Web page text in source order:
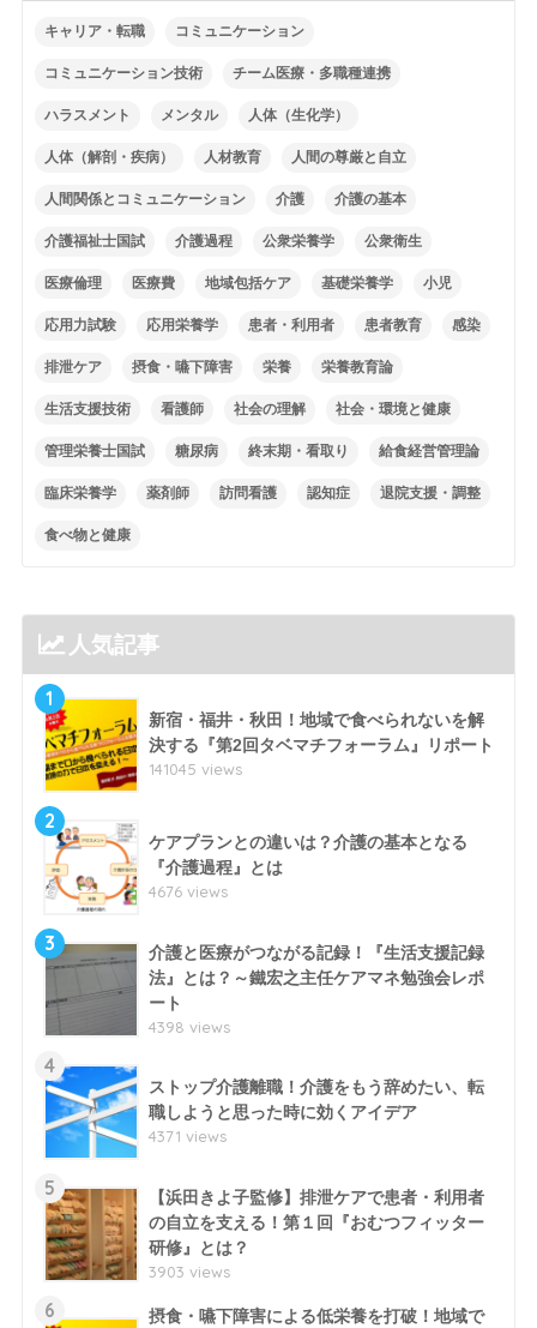
キャリア・転職 コミュニケーション
コミュニケーション技術 チーム医療・多職種連携
ハラスメント メンタル 人体（生化学）
人体（解剖・疾病） 人材教育 人間の尊厳と自立
人間関係とコミュニケーション 介護 介護の基本
介護福祉士国試 介護過程 公衆栄養学 公衆衛生
医療倫理 医療費 地域包括ケア 基礎栄養学 小児
応用力試験 応用栄養学 患者・利用者 患者教育 感染
排泄ケア 摂食・嚥下障害 栄養 栄養教育論
生活支援技術 看護師 社会の理解 社会・環境と健康
管理栄養士国試 糖尿病 終末期・看取り 給食経営管理論
臨床栄養学 薬剤師 訪問看護 認知症 退院支援・調整
食べ物と健康
人気記事
1
新宿・福井・秋田！地域で食べられないを解
決する『第2回タベマチフォーラム』リポート
141045 views
2
ケアプランとの違いは？介護の基本となる
『介護過程』とは
4676 views
3
介護と医療がつながる記録！『生活支援記録
法』とは？～鐵宏之主任ケアマネ勉強会レポ
ート
4398 views
4
ストップ介護離職！介護をもう辞めたい、転
職しようと思った時に効くアイデア
4371 views
5
【浜田きよ子監修】排泄ケアで患者・利用者
の自立を支える！第１回『おむつフィッター
研修』とは？
3903 views
6
摂食・嚥下障害による低栄養を打破！地域で